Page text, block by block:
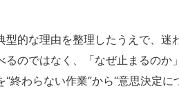
的な理由を整理したうえで、迷
のではなく、「なぜ止まるのか
終わらない作業”から“意思決定に